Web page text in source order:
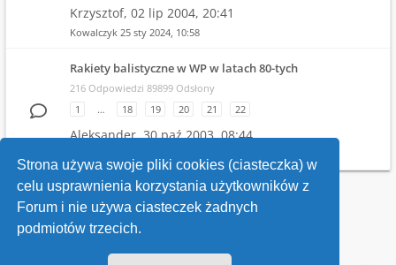
Strona używa swoje pliki cookies (ciasteczka) w
celu usprawnienia korzystania użytkowników z
Forum i nie używa ciasteczek żadnych
podmiotów trzecich.
Krzysztof, 02 lip 2004, 20:41
Kowalczyk 25 sty 2024, 10:58
Rakiety balistyczne w WP w latach 80-tych
216 Odpowiedzi 89899 Odsłony
1
… 18 19 20 21 22
Aleksander,30 paź 2003, 08:44
Wróć do wykazu forów